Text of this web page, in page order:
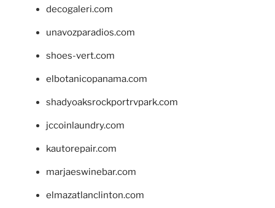
decogaleri.com
unavozparadios.com
shoes-vert.com
elbotanicopanama.com
shadyoaksrockportrvpark.com
jccoinlaundry.com
kautorepair.com
marjaeswinebar.com
elmazatlanclinton.com